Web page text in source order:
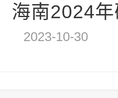
海南2024
2023-10-30